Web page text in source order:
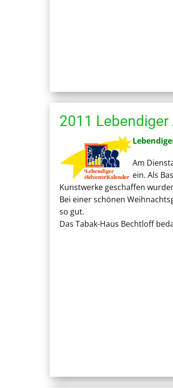
2011
Am
ein. Als
Kunstwerke geschaffen
Bei einer schönen
so gut.
Das Tabak-Haus Bechtloff